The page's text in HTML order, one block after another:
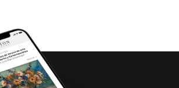
Oficina Sergio Hernández
de autenticidad de esta